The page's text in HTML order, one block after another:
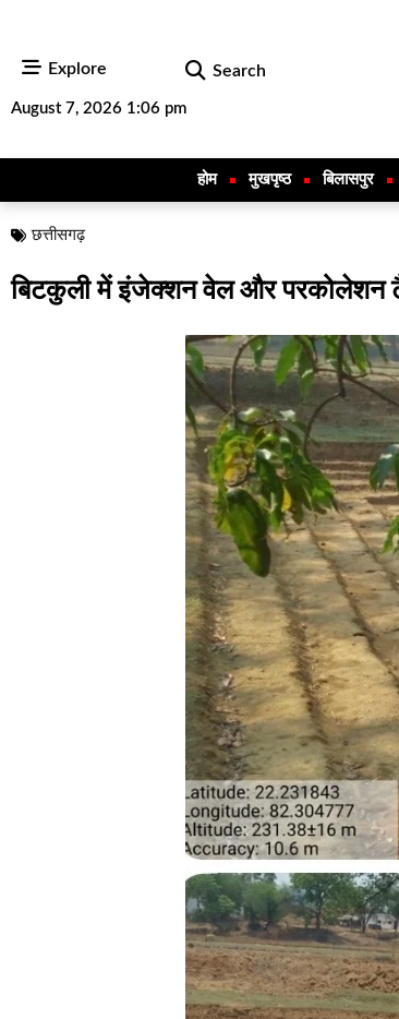
Explore Search
August 7, 2026 1:06 pm
होम मुखपृष्ठ बिलासपुर
छत्तीसगढ़
बिटकुली में इंजेक्शन वेल और परकोलेशन